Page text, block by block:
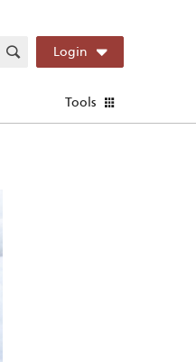
Login
Tools